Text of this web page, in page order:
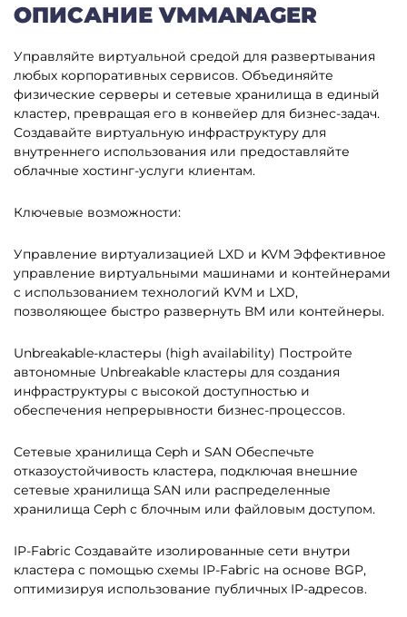
ОПИСАНИЕ VMMANAGER
Управляйте виртуальной средой для развертывания
любых корпоративных сервисов. Объединяйте
физические серверы и сетевые хранилища в единый
кластер, превращая его в конвейер для бизнес-задач.
Создавайте виртуальную инфраструктуру для
внутреннего использования или предоставляйте
облачные хостинг-услуги клиентам.
Ключевые возможности:
Управление виртуализацией LXD и KVM Эффективное
управление виртуальными машинами и контейнерами
с использованием технологий KVM и LXD,
позволяющее быстро развернуть ВМ или контейнеры.
Unbreakable-кластеры (high availability) Постройте
автономные Unbreakable кластеры для создания
инфраструктуры с высокой доступностью и
обеспечения непрерывности бизнес-процессов.
Сетевые хранилища Ceph и SAN Обеспечьте
отказоустойчивость кластера, подключая внешние
сетевые хранилища SAN или распределенные
хранилища Ceph с блочным или файловым доступом.
IP-Fabric Создавайте изолированные сети внутри
кластера с помощью схемы IP-Fabric на основе BGP,
оптимизируя использование публичных IP-адресов.